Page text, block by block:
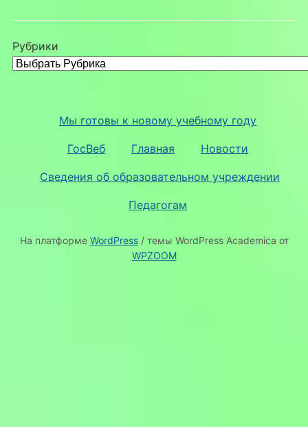
Рубрики
Мы готовы к новому учебному году
ГосВеб Главная Новости
Сведения об образовательном учреждении
Педагогам
На платформе WordPress/ темы WordPress Academica от
WPZOOM